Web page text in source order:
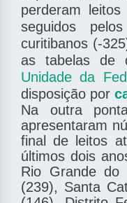
perderam
seguidos
curitibanos (-
as tabelas de
Unidade da
disposição por
Na outra
apresentaram
final de leitos
últimos dois
Rio Grande do
(239), Santa